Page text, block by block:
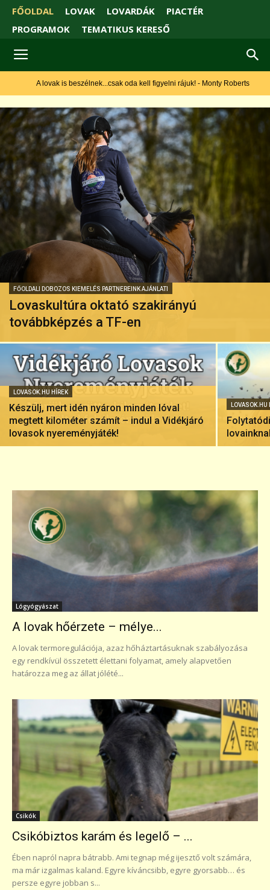
FŐOLDAL LOVAK LOVARDÁK
PIACTÉR
PROGRAMOK
TEMATIKUS KERESŐ
A lovak is beszélnek...csak oda kell figyelni rájuk! - Monty Roberts
FŐOLDALI DOBOZOS KIEMELÉS PARTNEREINK AJÁNLATI
Lovaskultúra oktató szakirányú
továbbképzés a TF-en
LOVASOK.HU HÍREK
Készülj, mert idén nyáron minden lóval
megtett kilométer számít – indul a Vidékjáró
lovasok nyereményjáték!
LOVASOK.HU
Lógyógyászat
A lovak hőérzete – mélye...
A lovak termoregulációja, azaz hőháztartásuknak szabályozása
egy rendkívül összetett élettani folyamat, amely alapvetően
határozza meg az állat jólété...
Csikók
Csikóbiztos karám és legelő – ...
Ében napról napra bátrabb. Ami tegnap még ijesztő volt számára,
ma már izgalmas kaland. Egyre kíváncsibb, egyre gyorsabb… és
persze egyre jobban s...